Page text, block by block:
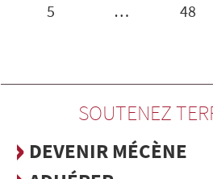
5 … 48
SOUTENEZ
DEVENIR MÉCÈNE